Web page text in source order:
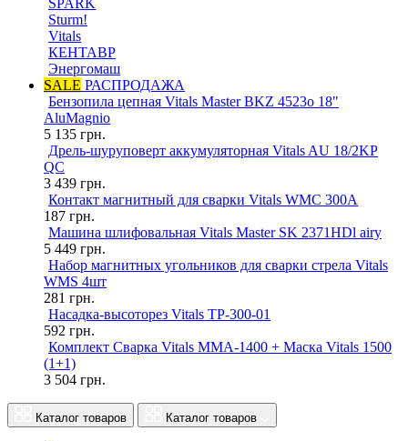
SPARK
Sturm!
Vitals
КЕНТАВР
Энергомаш
SALE РАСПРОДАЖА
Бензопила цепная Vitals Master BKZ 4523o 18"
AluMagnio
5 135 грн.
Дрель-шуруповерт аккумуляторная Vitals AU 18/2KP
QC
3 439 грн.
Контакт магнитный для сварки Vitals WMC 300A
187 грн.
Машина шлифовальная Vitals Master SK 2371HDl airy
5 449 грн.
Набор магнитных угольников для сварки стрела Vitals
WMS 4шт
281 грн.
Насадка-высоторез Vitals TP-300-01
592 грн.
Комплект Сварка Vitals MMA-1400 + Маска Vitals 1500
(1+1)
3 504 грн.
Каталог товаров Каталог товаров